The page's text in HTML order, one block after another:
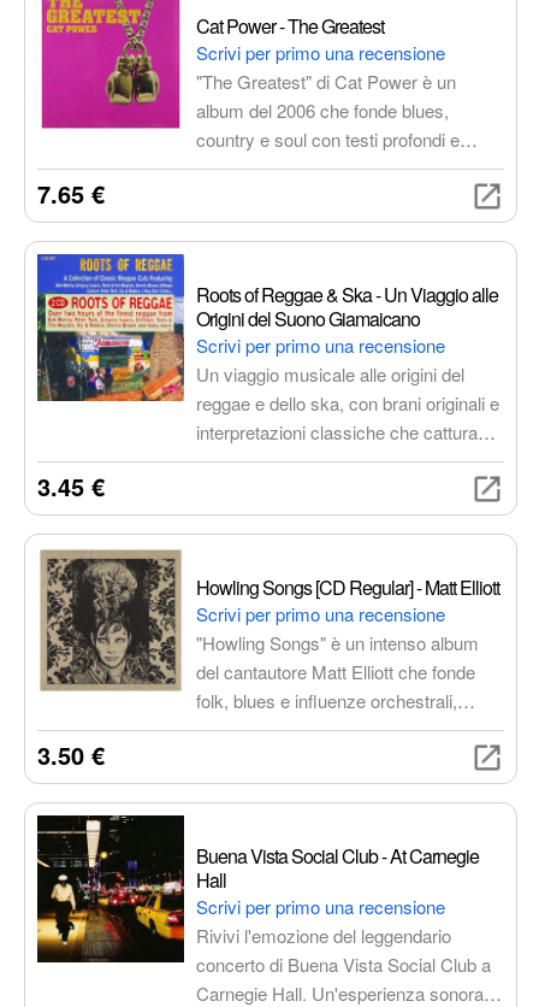
Benevento e altri. Un viaggio sonoro
unico e raffinato.
Cat Power - The Greatest
Scrivi per primo una recensione
"The Greatest" di Cat Power è un
album del 2006 che fonde blues,
country e soul con testi profondi e
un'atmosfera intimista. La voce roca di
arrangiamenti raffinati creando
emozionante.
7.65 €
Roots of Reggae & Ska - Un Viaggio alle
Origini del Suono Giamaicano
Scrivi per primo una recensione
Un viaggio musicale alle origini del
reggae e dello ska, con brani originali e
interpretazioni classiche che catturano
l'essenza di questi generi iconici.
Scopri le influenze del rocksteady, del
mento e del calypso e lasciati
artisti leggendari.
3.45 €
Howling Songs [CD Regular] - Matt Elliott
Scrivi per primo una recensione
"Howling Songs" è un intenso album
del cantautore Matt Elliott che fonde
folk, blues e influenze orchestrali,
creando paesaggi sonori malinconici
ed esplorando temi di dolore, perdita e
redenzione. Un'esperienza musicale
Elliott, melodie oscure e arrangiamenti
sofisticati.
3.50 €
Buena Vista Social Club - At Carnegie
Hall
Scrivi per primo una recensione
Rivivi l'emozione del leggendario
concerto di Buena Vista Social Club a
Carnegie Hall. Un'esperienza sonora